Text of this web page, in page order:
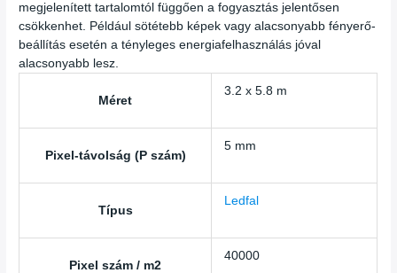
megjelenített tartalomtól függően a fogyasztás jelentősen
csökkenhet. Például sötétebb képek vagy alacsonyabb fényerő-
beállítás esetén a tényleges energiafelhasználás jóval
alacsonyabb lesz.
Méret
3.2 x 5.8 m
Pixel-távolság (P szám)
5 mm
Típus
Ledfal
Pixel szám / m2
40000